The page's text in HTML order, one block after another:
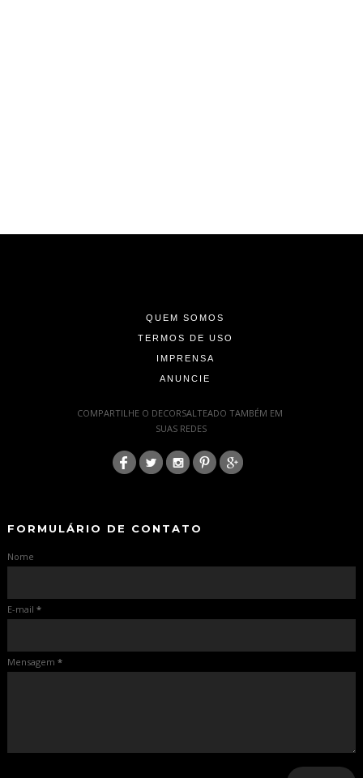
QUEM SOMOS
TERMOS DE USO
IMPRENSA
ANUNCIE
COMPARTILHE O DECORSALTEADO TAMBÉM EM
SUAS REDES
FORMULÁRIO DE CONTATO
Nome
E-mail *
Mensagem *